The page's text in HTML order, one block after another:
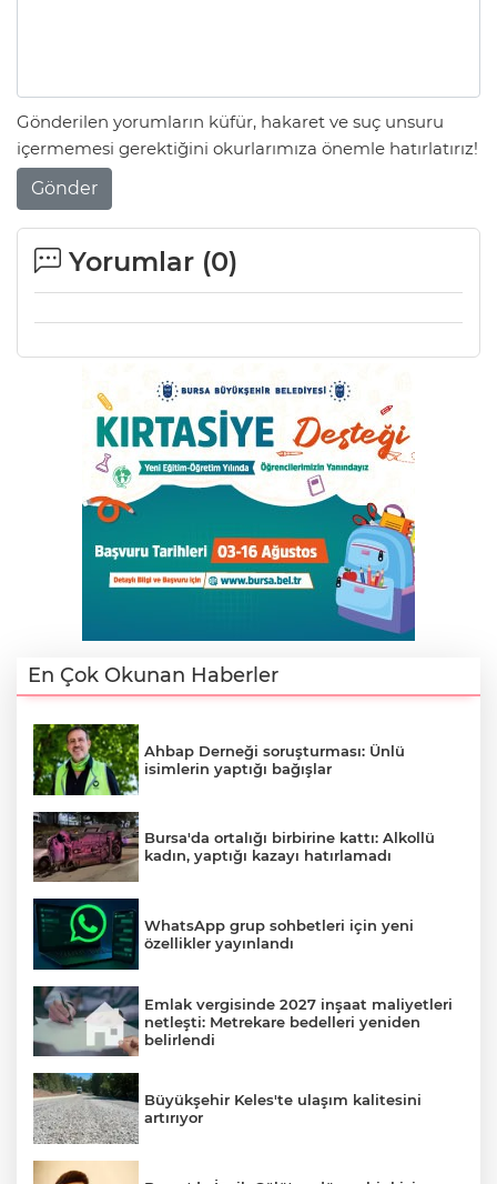
Gönderilen yorumların küfür, hakaret ve suç unsuru
içermemesi gerektiğini okurlarımıza önemle hatırlatırız!
Gönder
Yorumlar (0)
En Çok Okunan Haberler
Ahbap Derneği soruşturması: Ünlü
isimlerin yaptığı bağışlar
Bursa'da ortalığı birbirine kattı: Alkollü
kadın, yaptığı kazayı hatırlamadı
WhatsApp grup sohbetleri için yeni
özellikler yayınlandı
Emlak vergisinde 2027 inşaat maliyetleri
netleşti: Metrekare bedelleri yeniden
belirlendi
Büyükşehir Keles'te ulaşım kalitesini
artırıyor